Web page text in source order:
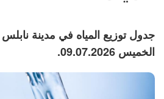
جدول توزيع المياه في مدينة
الخميس 09.07.2026.